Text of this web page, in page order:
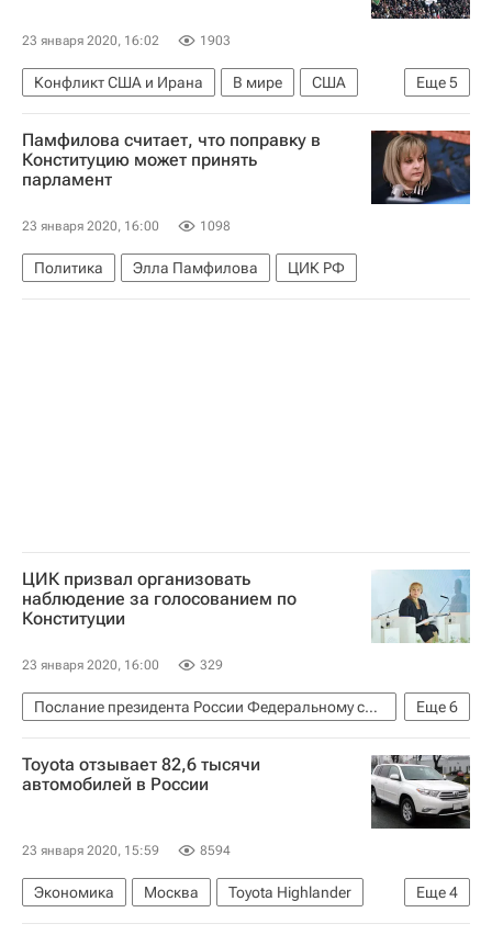
23 января 2020, 16:02 1903
Еще5
Конфликт США и Ирана В мире
США
Иран
Ирак
Кувейт
Корпус стражей исламской революции
Гибель иранского генерала Касема Сулеймани
Памфилова считает, что поправку в
Конституцию может принять
парламент
23 января 2020, 16:00 1098
Политика Элла Памфилова ЦИК РФ
ЦИК призвал организовать
наблюдение за голосованием по
Конституции
23 января 2020, 16:00 329
Еще6
Послание президента России Федеральному собранию — 2020
Политика
Владимир Путин
ЦИК РФ
Конституция РФ
Элла Памфилова Россия
Toyota отзывает 82,6 тысячи
автомобилей в России
23 января 2020, 15:59 8594
Еще4
Экономика Москва
Toyota Highlander
Федеральное агентство по техническому регулированию и метрологии (Росстандарт)